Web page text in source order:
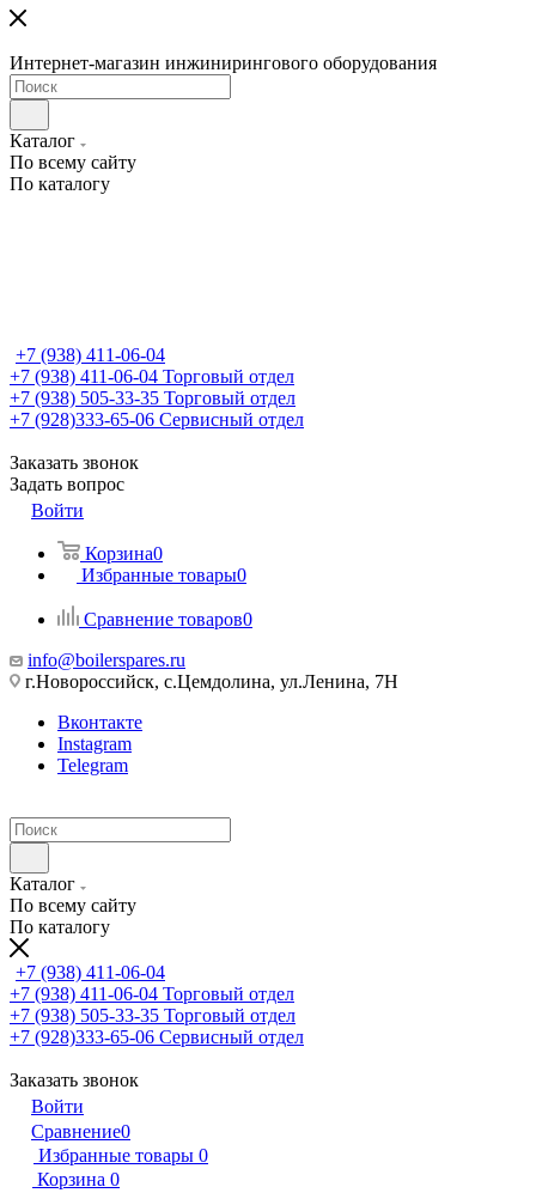
Интернет-магазин инжинирингового оборудования
Каталог
По всему сайту
По каталогу
+7 (938) 411-06-04
+7 (938) 411-06-04 Торговый отдел
+7 (938) 505-33-35 Торговый отдел
+7 (928)333-65-06 Сервисный отдел
Заказать звонок
Задать вопрос
Войти
Корзина0
Избранные товары0
Сравнение товаров0
info@boilerspares.ru
г.Новороссийск, с.Цемдолина, ул.Ленина, 7Н
Вконтакте
Instagram
Telegram
Каталог
По всему сайту
По каталогу
+7 (938) 411-06-04
+7 (938) 411-06-04 Торговый отдел
+7 (938) 505-33-35 Торговый отдел
+7 (928)333-65-06 Сервисный отдел
Заказать звонок
Войти
Сравнение0
Избранные товары 0
Корзина 0